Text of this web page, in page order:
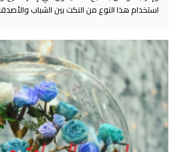
استخدام هذا النوع من النكت بين الشباب